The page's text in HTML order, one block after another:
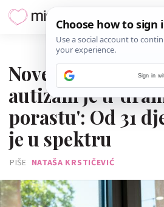
Nove brojke
autizam je u
porastu': Od 31
je u spektru
PIŠE NATAŠA KRSTIČEVIĆ
Sign in